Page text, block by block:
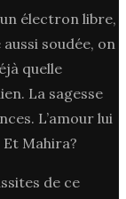
électron libre,
soudée, on
quelle
La sagesse
L’amour lui
Mahira?
de ce